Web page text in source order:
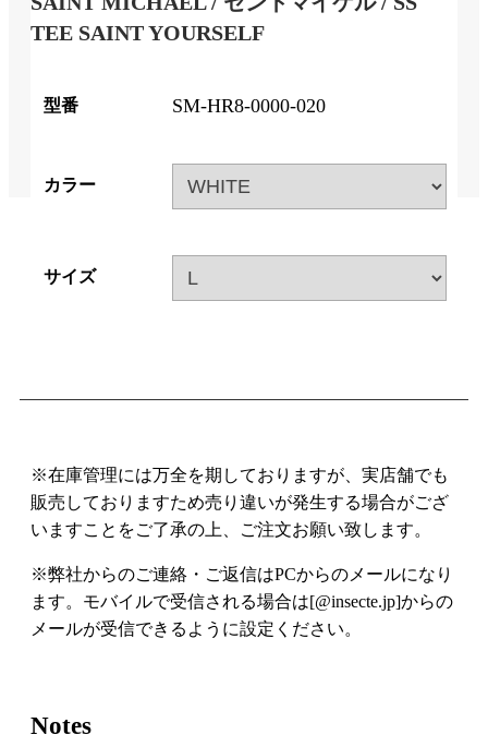
TEE SAINT YOURSELF
型番 SM-HR8-0000-020
カラー
サイズ
※在庫管理には万全を期しておりますが、実店舗でも
販売しておりますため売り違いが発生する場合がござ
いますことをご了承の上、ご注文お願い致します。
※弊社からのご連絡・ご返信はPCからのメールになり
ます。モバイルで受信される場合は[@insecte.jp]からの
メールが受信できるように設定ください。
Notes